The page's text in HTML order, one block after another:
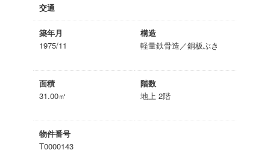
交通
築年月
1975/11
構造
軽量鉄骨造／銅板ぶき
面積
31.00㎡
階数
地上 2階
物件番号
T0000143